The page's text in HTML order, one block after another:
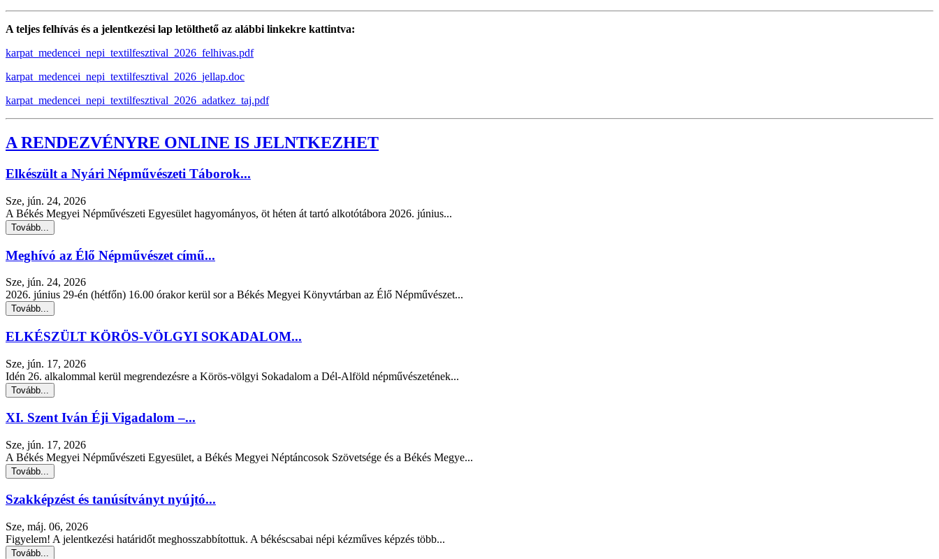
A teljes felhívás és a jelentkezési lap letölthető az alábbi linkekre kattintva:
karpat_medencei_nepi_textilfesztival_2026_felhivas.pdf
karpat_medencei_nepi_textilfesztival_2026_jellap.doc
karpat_medencei_nepi_textilfesztival_2026_adatkez_taj.pdf
A RENDEZVÉNYRE ONLINE IS JELNTKEZHET
Elkészült a Nyári Népművészeti Táborok...
Sze, jún. 24, 2026
A Békés Megyei Népművészeti Egyesület hagyományos, öt héten át tartó alkotótábora 2026. június...
Tovább...
Meghívó az Élő Népművészet című...
Sze, jún. 24, 2026
2026. június 29-én (hétfőn) 16.00 órakor kerül sor a Békés Megyei Könyvtárban az Élő Népművészet...
Tovább...
ELKÉSZÜLT KÖRÖS-VÖLGYI SOKADALOM...
Sze, jún. 17, 2026
Idén 26. alkalommal kerül megrendezésre a Körös-völgyi Sokadalom a Dél-Alföld népművészetének...
Tovább...
XI. Szent Iván Éji Vigadalom –...
Sze, jún. 17, 2026
A Békés Megyei Népművészeti Egyesület, a Békés Megyei Néptáncosok Szövetsége és a Békés Megye...
Tovább...
Szakképzést és tanúsítványt nyújtó...
Sze, máj. 06, 2026
Figyelem! A jelentkezési határidőt meghosszabbítottuk. A békéscsabai népi kézműves képzés több...
Tovább...